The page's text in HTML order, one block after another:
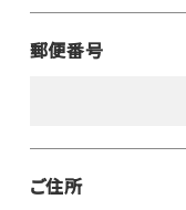
郵便番号
ご住所